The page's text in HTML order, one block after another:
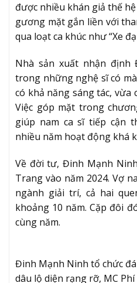
được nhiều khán giả thế
gương mặt gắn liền với
qua loạt ca khúc như “Xe
Nhà sản xuất nhận
trong những nghệ sĩ có
có khả năng sáng tác, vừa
Việc góp mặt trong
giúp nam ca sĩ tiếp cận
nhiều năm hoạt động khá
Về đời tư, Đinh Mạnh
Trang vào năm 2024. Vợ
ngành giải trí, cả hai
khoảng 10 năm. Cặp đôi
cùng năm.
Đinh Mạnh Ninh tổ chức
dâu lộ diện rạng rỡ, MC